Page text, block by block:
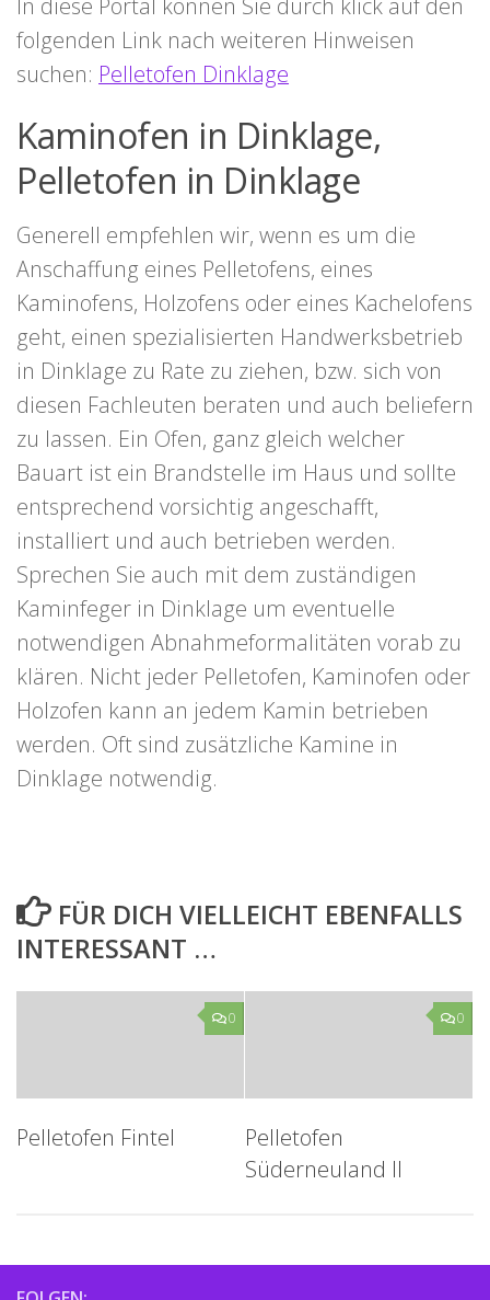
In diese Portal können Sie durch klick auf den
folgenden Link nach weiteren Hinweisen
suchen: Pelletofen Dinklage
Kaminofen in Dinklage,
Pelletofen in Dinklage
Generell empfehlen wir, wenn es um die
Anschaffung eines Pelletofens, eines
Kaminofens, Holzofens oder eines Kachelofens
geht, einen spezialisierten Handwerksbetrieb
in Dinklage zu Rate zu ziehen, bzw. sich von
diesen Fachleuten beraten und auch beliefern
zu lassen. Ein Ofen, ganz gleich welcher
Bauart ist ein Brandstelle im Haus und sollte
entsprechend vorsichtig angeschafft,
installiert und auch betrieben werden.
Sprechen Sie auch mit dem zuständigen
Kaminfeger in Dinklage um eventuelle
notwendigen Abnahmeformalitäten vorab zu
klären. Nicht jeder Pelletofen, Kaminofen oder
Holzofen kann an jedem Kamin betrieben
werden. Oft sind zusätzliche Kamine in
Dinklage notwendig.
FÜR DICH VIELLEICHT EBENFALLS
INTERESSANT …
0
Pelletofen Fintel
0
Pelletofen
Süderneuland II